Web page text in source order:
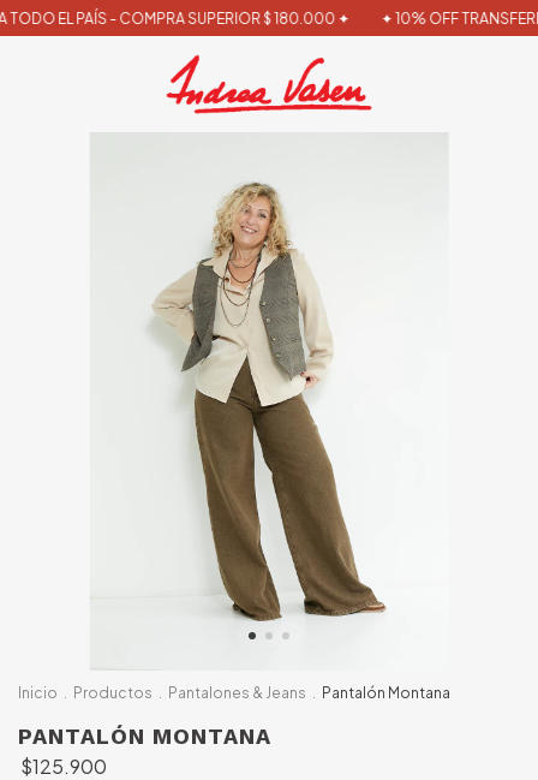
EL PAÍS - COMPRA SUPERIOR $ 180.000 ✦ ✦ 10% OFF
Inicio . Productos . Pantalones & Jeans . Pantalón Montana
PANTALÓN MONTANA
$125.900